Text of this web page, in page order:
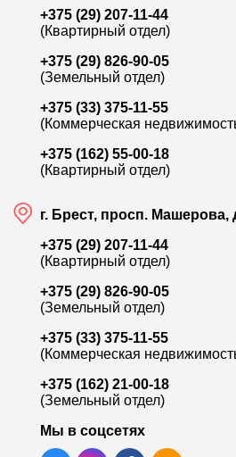
Продажа 2-комн. квартиры,
Лот:
Площадь:
Смотреть на
+375 (29) 207-11-44
(Квартирный отдел)
+375 (29) 826-90-05
(Земельный отдел)
+375 (33) 375-11-55
(Коммерческая
+375 (162) 55-00-18
(Квартирный отдел)
г. Брест, просп. Машерова,
+375 (29) 207-11-44
(Квартирный отдел)
+375 (29) 826-90-05
(Земельный отдел)
+375 (33) 375-11-55
(Коммерческая
+375 (162) 21-00-18
(Земельный отдел)
Мы в соцсетях